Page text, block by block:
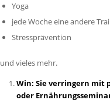
Yoga
jede Woche eine andere
Stressprävention
und vieles mehr.
Win: Sie verringern mit
oder